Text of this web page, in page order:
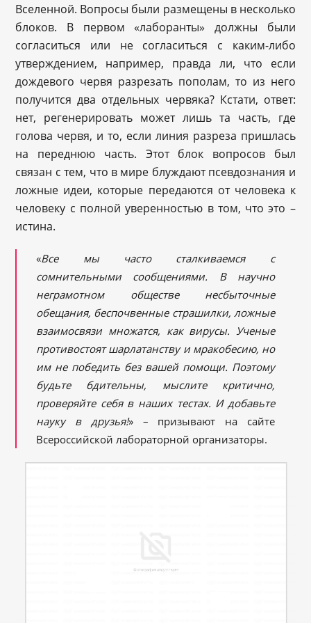
Вселенной. Вопросы были размещены в несколько
блоков. В первом «лаборанты» должны были
согласиться или не согласиться с каким-либо
утверждением, например, правда ли, что если
дождевого червя разрезать пополам, то из него
получится два отдельных червяка? Кстати, ответ:
нет, регенерировать может лишь та часть, где
голова червя, и то, если линия разреза пришлась
на переднюю часть. Этот блок вопросов был
связан с тем, что в мире блуждают псевдознания и
ложные идеи, которые передаются от человека к
человеку с полной уверенностью в том, что это –
истина.
«Все мы часто сталкиваемся с
сомнительными сообщениями. В научно
неграмотном обществе несбыточные
обещания, беспочвенные страшилки, ложные
взаимосвязи множатся, как вирусы. Ученые
противостоят шарлатанству и мракобесию, но
им не победить без вашей помощи. Поэтому
будьте бдительны, мыслите критично,
проверяйте себя в наших тестах. И добавьте
науку в друзья!» – призывают на сайте
Всероссийской лабораторной организаторы.